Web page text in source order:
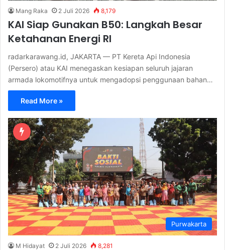
Mang Raka 2 Juli 2026 8,179
KAI Siap Gunakan B50: Langkah Besar
Ketahanan Energi RI
radarkarawang.id, JAKARTA — PT Kereta Api Indonesia
(Persero) atau KAI menegaskan kesiapan seluruh jajaran
armada lokomotifnya untuk mengadopsi penggunaan bahan…
Read More »
Purwakarta
M Hidayat 2 Juli 2026 8,281